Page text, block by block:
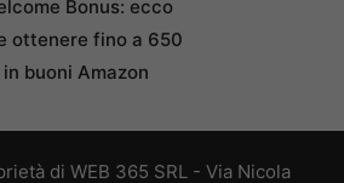
Bonus: ecco
ottenere fino a 650
buoni Amazon
di WEB 365 SRL - Via Nicola